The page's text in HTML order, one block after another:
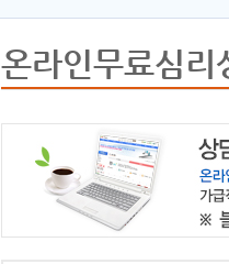
온라인무료심리